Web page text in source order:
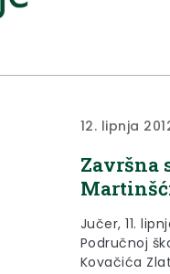
12. lipnja
Završna
Jučer, 11.
Područnoj
Kovačića